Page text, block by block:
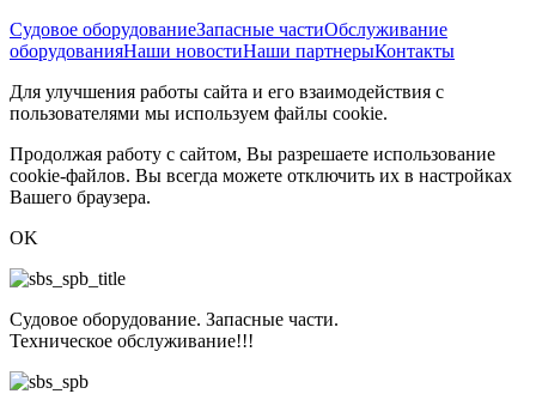
Судовое оборудованиеЗапасные частиОбслуживание
оборудованияНаши новостиНаши партнерыКонтакты
Для улучшения работы сайта и его взаимодействия с
пользователями мы используем файлы cookie.
Продолжая работу с сайтом, Вы разрешаете использование
cookie-файлов. Вы всегда можете отключить их в настройках
Вашего браузера.
OK
Судовое оборудование. Запасные части.
Техническое обслуживание!!!